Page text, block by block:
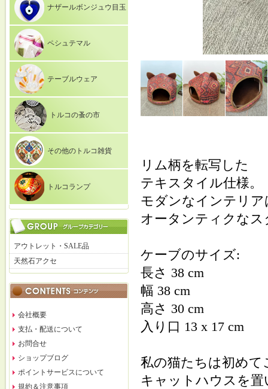
ナザールボンジュウ目玉
ペシュテマル
テーブルウェア
トルコの蚤の市
その他のトルコ雑貨
トルコランプ
アウトレット・SALE品
天然石アクセ
会社概要
支払・配送について
お問合せ
ショップブログ
ポイントサービスについて
規約＆注意事項
リム柄を転写した
テキスタイル仕様。
モダンなインテリ
オータンティクな
ケーブのサイズ:
長さ 38 cm
幅 38 cm
高さ 30 cm
入り口 13 x 17 cm
私の猫たちは初めて
キャットハウスを